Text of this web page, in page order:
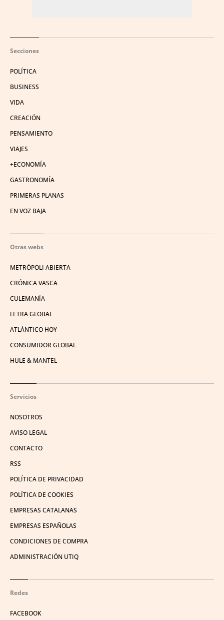
Secciones
POLÍTICA
BUSINESS
VIDA
CREACIÓN
PENSAMIENTO
VIAJES
+ECONOMÍA
GASTRONOMÍA
PRIMERAS PLANAS
EN VOZ BAJA
Otras webs
METRÓPOLI ABIERTA
CRÓNICA VASCA
CULEMANÍA
LETRA GLOBAL
ATLÁNTICO HOY
CONSUMIDOR GLOBAL
HULE & MANTEL
Servicios
NOSOTROS
AVISO LEGAL
CONTACTO
RSS
POLÍTICA DE PRIVACIDAD
POLÍTICA DE COOKIES
EMPRESAS CATALANAS
EMPRESAS ESPAÑOLAS
CONDICIONES DE COMPRA
ADMINISTRACIÓN UTIQ
Redes
FACEBOOK